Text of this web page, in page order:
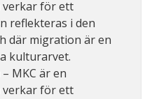
verkar för ett
reflekteras i den
där migration är en
kulturarvet.
MKC är en
verkar för ett